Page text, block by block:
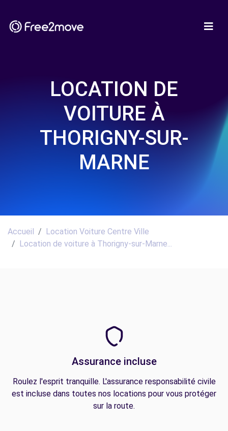
LOCATION DE
VOITURE À
THORIGNY-SUR-
MARNE
Accueil
Location Voiture Centre Ville
Location de voiture à Thorigny-sur-Marne...
Assurance incluse
Roulez l'esprit tranquille. L'assurance responsabilité civile
est incluse dans toutes nos locations pour vous protéger
sur la route.